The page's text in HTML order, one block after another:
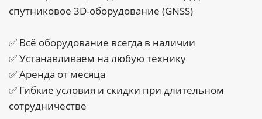
спутниковое 3D-оборудование (GNSS)
✅ Всё оборудование всегда в наличии
✅ Устанавливаем на любую технику
✅ Аренда от месяца
✅ Гибкие условия и скидки при длительном
сотрудничестве